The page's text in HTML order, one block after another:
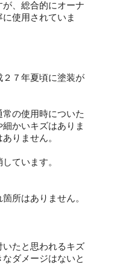
、総合的にオーナ
使用されていま
７年夏頃に塗装が
の使用時についた
かいキズはありま
りません。
ています。
所はありません。
たと思われるキズ
ダメージはないと